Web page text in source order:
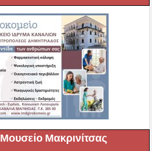
Μακρινίτσας